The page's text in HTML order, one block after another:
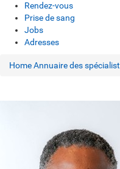
Rendez-vous
Prise de sang
Jobs
Adresses
HomeAnnuaire des